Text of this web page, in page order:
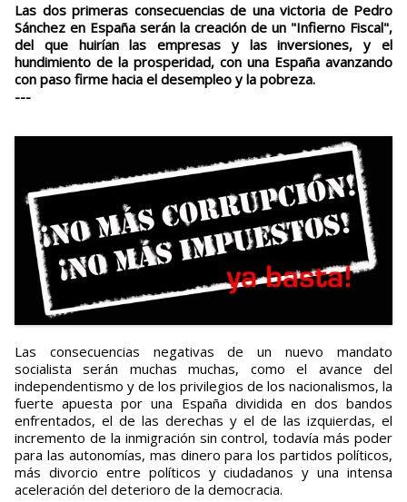
Las dos primeras consecuencias de una victoria de Pedro
Sánchez en España serán la creación de un "Infierno Fiscal",
del que huirían las empresas y las inversiones, y el
hundimiento de la prosperidad, con una España avanzando
con paso firme hacia el desempleo y la pobreza.
---
Las consecuencias negativas de un nuevo mandato
socialista serán muchas muchas, como el avance del
independentismo y de los privilegios de los nacionalismos, la
fuerte apuesta por una España dividida en dos bandos
enfrentados, el de las derechas y el de las izquierdas, el
incremento de la inmigración sin control, todavía más poder
para las autonomías, mas dinero para los partidos políticos,
más divorcio entre políticos y ciudadanos y una intensa
aceleración del deterioro de la democracia.